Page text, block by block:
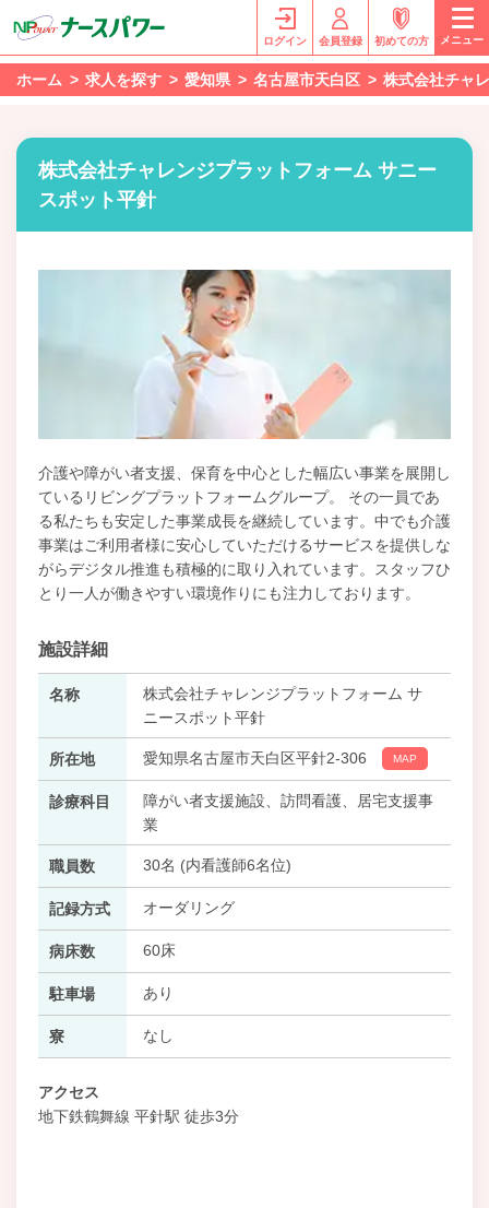
ログイン 会員登録 初めての方 メニュー
ホーム 求人を探す 愛知県 名古屋市天白区 株式会社チャ
株式会社チャレンジプラットフォーム サニー
スポット平針
介護や障がい者支援、保育を中心とした幅広い事業を展開し
ているリビングプラットフォームグループ。 その一員であ
る私たちも安定した事業成長を継続しています。中でも介護
事業はご利用者様に安心していただけるサービスを提供しな
がらデジタル推進も積極的に取り入れています。スタッフひ
とり一人が働きやすい環境作りにも注力しております。
施設詳細
名称
株式会社チャレンジプラットフォーム サ
ニースポット平針
所在地 愛知県名古屋市天白区平針2‐306 MAP
診療科目
障がい者支援施設、訪問看護、居宅支援事
業
職員数 30名 (内看護師6名位)
記録方式 オーダリング
病床数 60床
駐車場 あり
寮 なし
アクセス
地下鉄鶴舞線 平針駅 徒歩3分